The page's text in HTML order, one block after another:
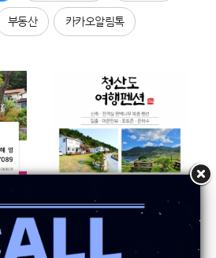
부동산 카카오알림톡
미소펜션 콜백서비스 가입사례